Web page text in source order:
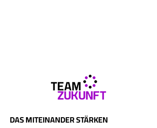
DAS MITEINANDER STÄRKEN